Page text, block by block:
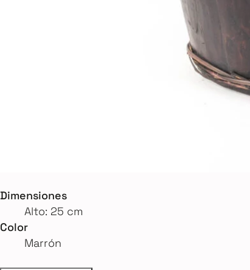
Dimensiones
Alto: 25 cm
Color
Marrón